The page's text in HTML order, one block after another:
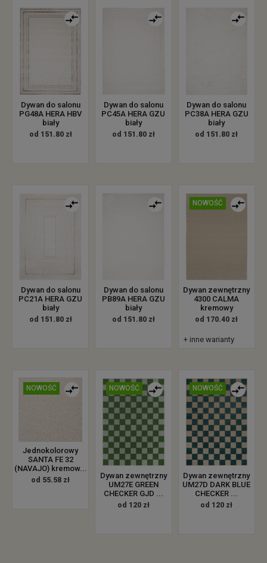
Dywan do salonu
PG48A HERA HBV
biały
od 151.80 zł
Dywan do salonu
PC45A HERA GZU
biały
od 151.80 zł
Dywan do salonu
PC38A HERA GZU
biały
od 151.80 zł
Dywan do salonu
PC21A HERA GZU
biały
od 151.80 zł
Dywan do salonu
PB89A HERA GZU
biały
od 151.80 zł
NOWOŚĆ
Dywan zewnętrzny
4300 CALMA
kremowy
od 170.40 zł
+ inne warianty
NOWOŚĆ
Jednokolorowy
SANTA FE 32
(NAVAJO) kremow...
od 55.58 zł
NOWOŚĆ
Dywan zewnętrzny
UM27E GREEN
CHECKER GJD ...
od 120 zł
NOWOŚĆ
Dywan zewnętrzny
UM27D DARK BLUE
CHECKER ...
od 120 zł